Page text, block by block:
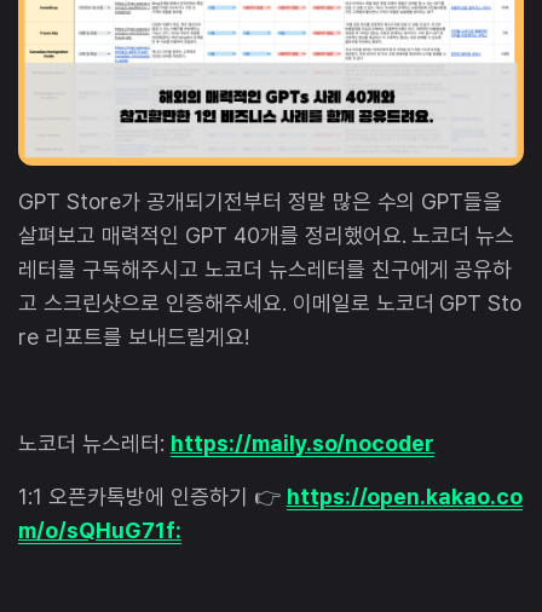
GPT Store가 공개되기전부터 정말 많은 수의 GPT들을
살펴보고 매력적인 GPT 40개를 정리했어요. 노코더 뉴스
레터를 구독해주시고 노코더 뉴스레터를 친구에게 공유하
고 스크린샷으로 인증해주세요. 이메일로 노코더 GPT Sto
re 리포트를 보내드릴게요!
노코더 뉴스레터: https://maily.so/nocoder
1:1 오픈카톡방에 인증하기 👉 https://open.kakao.co
m/o/sQHuG71f: